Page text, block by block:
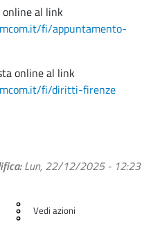
al link
fi/appuntamento-
online al link
fi/diritti-firenze
Lun, 22/12/2025 - 12:23
Vedi azioni